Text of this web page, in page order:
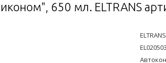
650 мл. ELTRANS
ELTRANS
EL020503